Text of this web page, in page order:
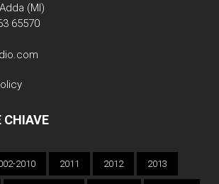
(MI)
65570
CHIAVE
2010 2011 2012 2013